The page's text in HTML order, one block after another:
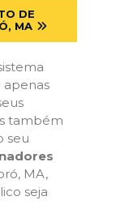
DE
MA
apenas
também
seu
MA,
seja